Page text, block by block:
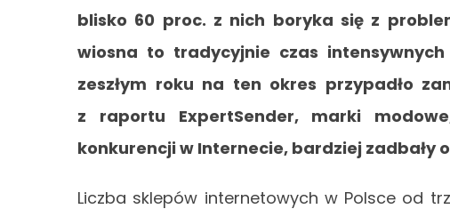
blisko 60 proc. z nich boryka się z
wiosna to tradycyjnie czas
zeszłym roku na ten okres przypadło
z raportu ExpertSender, marki
konkurencji w Internecie, bardziej zadbały
Liczba sklepów internetowych w Polsce od